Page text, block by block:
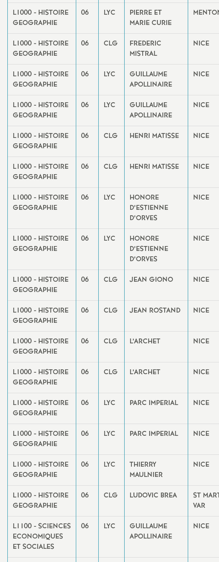
L1000 - HISTOIRE
GEOGRAPHIE
06 LYC
PIERRE ET
MARIE CURIE
L1000 - HISTOIRE
GEOGRAPHIE
06 CLG
FREDERIC
MISTRAL
NICE
L1000 - HISTOIRE
GEOGRAPHIE
06 LYC
GUILLAUME
APOLLINAIRE
NICE
L1000 - HISTOIRE
GEOGRAPHIE
06 LYC
GUILLAUME
APOLLINAIRE
NICE
L1000 - HISTOIRE
GEOGRAPHIE
06 CLG HENRI MATISSE NICE
L1000 - HISTOIRE
GEOGRAPHIE
06 CLG HENRI MATISSE NICE
L1000 - HISTOIRE
GEOGRAPHIE
06 LYC
HONORE
D’ESTIENNE
D’ORVES
NICE
L1000 - HISTOIRE
GEOGRAPHIE
06 LYC
HONORE
D’ESTIENNE
D’ORVES
NICE
L1000 - HISTOIRE
GEOGRAPHIE
06 CLG JEAN GIONO NICE
L1000 - HISTOIRE
GEOGRAPHIE
06 CLG JEAN ROSTAND NICE
L1000 - HISTOIRE
GEOGRAPHIE
06 CLG L’ARCHET NICE
L1000 - HISTOIRE
GEOGRAPHIE
06 CLG L’ARCHET NICE
L1000 - HISTOIRE
GEOGRAPHIE
06 LYC PARC IMPERIAL NICE
L1000 - HISTOIRE
GEOGRAPHIE
06 LYC PARC IMPERIAL NICE
L1000 - HISTOIRE
GEOGRAPHIE
06 LYC
THIERRY
MAULNIER
NICE
L1000 - HISTOIRE
GEOGRAPHIE
06 CLG LUDOVIC BREA
ST
VAR
L1100 - SCIENCES
ECONOMIQUES
ET SOCIALES
06 LYC
GUILLAUME
APOLLINAIRE
NICE